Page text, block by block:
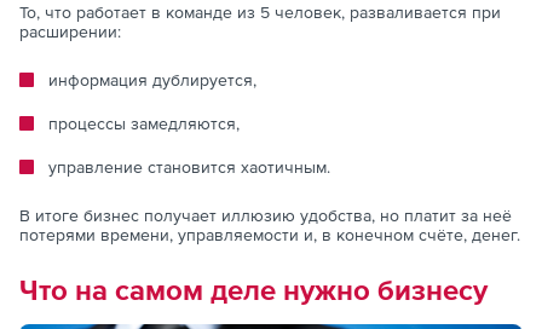
То, что работает в команде из 5 человек, разваливается при
расширении:
информация дублируется,
процессы замедляются,
управление становится хаотичным.
В итоге бизнес получает иллюзию удобства, но платит за неё
потерями времени, управляемости и, в конечном счёте, денег.
Что на самом деле нужно бизнесу